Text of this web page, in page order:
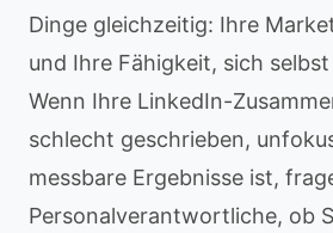
Dinge gleichzeitig: Ihre
und Ihre Fähigkeit, sich
Wenn Ihre LinkedIn-
schlecht geschrieben,
messbare Ergebnisse ist,
Personalverantwortliche, ob